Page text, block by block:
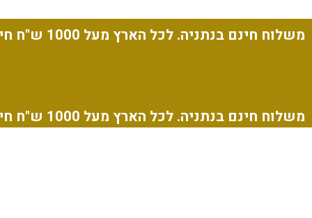
משלוח חינם בנתניה. לכל הארץ מעל 1000 ש"ח חינם.
משלוח חינם בנתניה. לכל הארץ מעל 1000 ש"ח חינם.